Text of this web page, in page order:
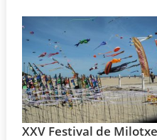
XXV Festival de